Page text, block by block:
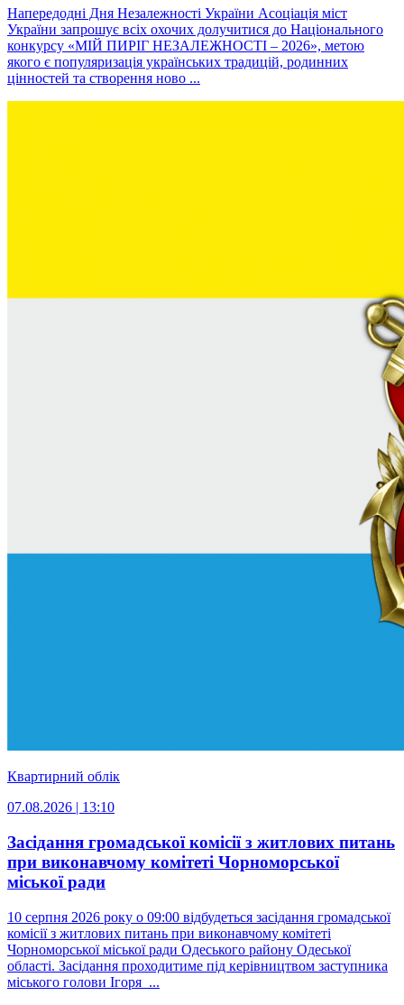
Напередодні Дня Незалежності України Асоціація міст
України запрошує всіх охочих долучитися до Національного
конкурсу «МІЙ ПИРІГ НЕЗАЛЕЖНОСТІ – 2026», метою
якого є популяризація українських традицій, родинних
цінностей та створення ново ...
Квартирний облік
07.08.2026 | 13:10
Засідання громадської комісії з житлових питань
при виконавчому комітеті Чорноморської
міської ради
10 серпня 2026 року о 09:00 відбудеться засідання громадської
комісії з житлових питань при виконавчому комітеті
Чорноморської міської ради Одеського району Одеської
області. Засідання проходитиме під керівництвом заступника
міського голови Ігоря ...